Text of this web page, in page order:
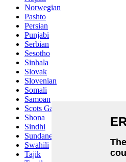
Norwegian
Pashto
Persian
Punjabi
Serbian
Sesotho
Sinhala
Slovak
Slovenian
Somali
Samoan
Scots Gaelic
Shona
Sindhi
Sundanese
Swahili
Tajik